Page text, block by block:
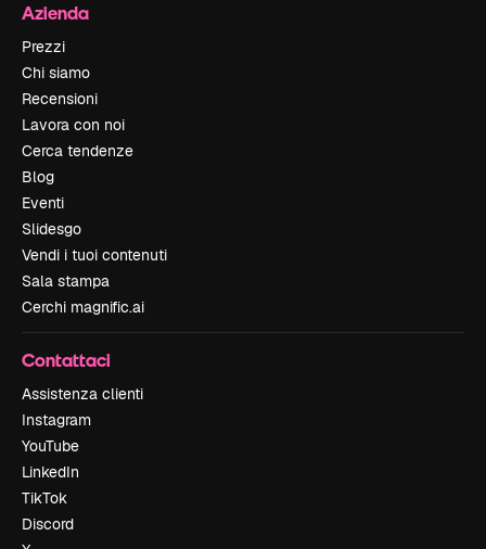
Azienda
Prezzi
Chi siamo
Recensioni
Lavora con noi
Cerca tendenze
Blog
Eventi
Slidesgo
Vendi i tuoi contenuti
Sala stampa
Cerchi magnific.ai
Contattaci
Assistenza clienti
Instagram
YouTube
LinkedIn
TikTok
Discord